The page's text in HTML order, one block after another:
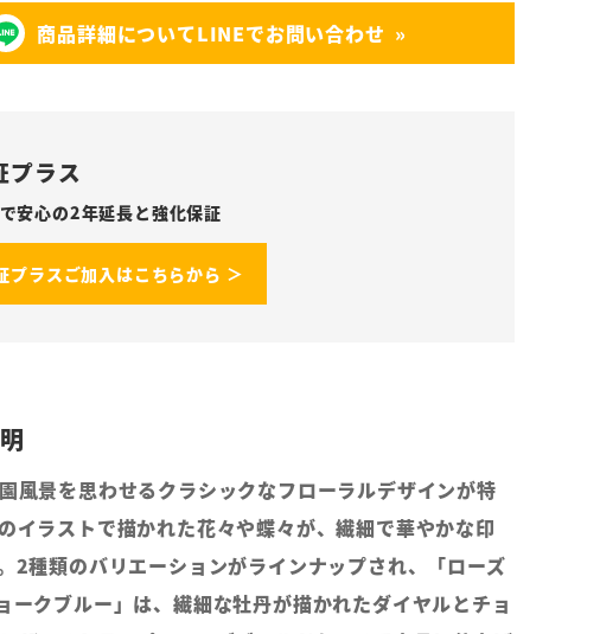
商品詳細についてLINEでお問い合わせ
プラス
安心の2年延長と強化保証
プラスご加入はこちらから ＞
風景を思わせるクラシックなフローラルデザインが特
イラストで描かれた花々や蝶々が、繊細で華やかな印
2種類のバリエーションがラインナップされ、「ローズ
ークブルー」は、繊細な牡丹が描かれたダイヤルとチョ